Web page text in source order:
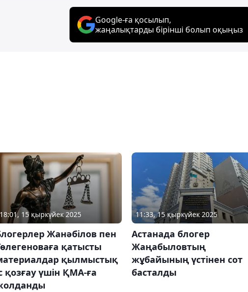
Google-ға қосылып,
жаңалықтарды бірінші болып оқыңыз
18:01, 15 қыркүйек 2025
Жанәбілов пен
қатысты
қылмыстық
қозғау үшін ҚМА-ға
11:33, 15 қыркүйек 2025
Астанада блогер
Жаңабыловтың
жұбайының үстінен сот
басталды